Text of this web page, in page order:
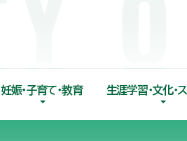
妊娠・子育て・教育 生涯学習・文化・